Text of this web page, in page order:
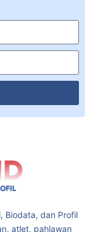
Biodata, dan Profil
atlet, pahlawan